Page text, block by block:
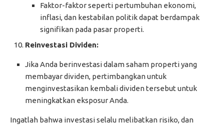
Faktor-faktor seperti pertumbuhan ekonomi,
inflasi, dan kestabilan politik dapat berdampak
signifikan pada pasar properti.
Reinvestasi Dividen:
Jika Anda berinvestasi dalam saham properti yang
membayar dividen, pertimbangkan untuk
menginvestasikan kembali dividen tersebut untuk
meningkatkan eksposur Anda.
Ingatlah bahwa investasi selalu melibatkan risiko, dan